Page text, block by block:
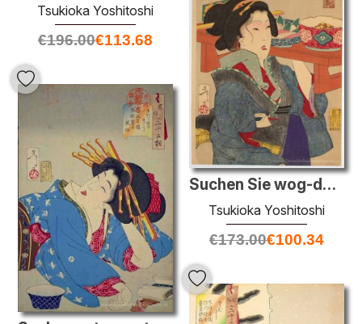
Tsukioka Yoshitoshi
€196.00€113.68
Suchen Sie wog-down - das Aussehen einer Kellnerin in Fukagawa i
Tsukioka Yoshitoshi
€173.00€100.34